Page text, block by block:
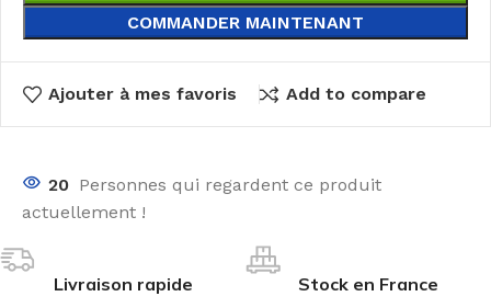
COMMANDER MAINTENANT
Ajouter à mes favoris Add to compare
20 Personnes qui regardent ce produit
actuellement !
Livraison rapide Stock en France